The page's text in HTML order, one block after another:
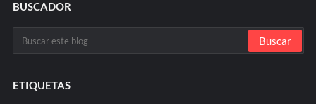
BUSCADOR
ETIQUETAS